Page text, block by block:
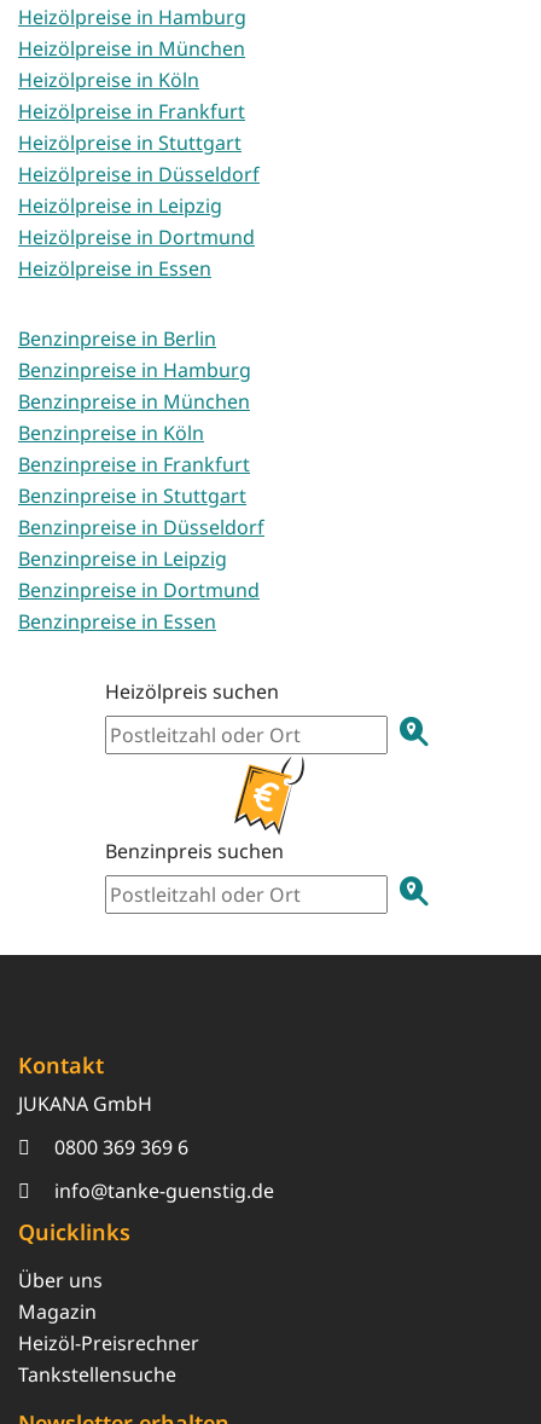
Heizölpreise in Hamburg
Heizölpreise in München
Heizölpreise in Köln
Heizölpreise in Frankfurt
Heizölpreise in Stuttgart
Heizölpreise in Düsseldorf
Heizölpreise in Leipzig
Heizölpreise in Dortmund
Heizölpreise in Essen
Benzinpreise in Berlin
Benzinpreise in Hamburg
Benzinpreise in München
Benzinpreise in Köln
Benzinpreise in Frankfurt
Benzinpreise in Stuttgart
Benzinpreise in Düsseldorf
Benzinpreise in Leipzig
Benzinpreise in Dortmund
Benzinpreise in Essen
Heizölpreis suchen
Benzinpreis suchen
Kontakt
JUKANA GmbH
0800 369 369 6
info@tanke-guenstig.de
Quicklinks
Über uns
Magazin
Heizöl-Preisrechner
Tankstellensuche